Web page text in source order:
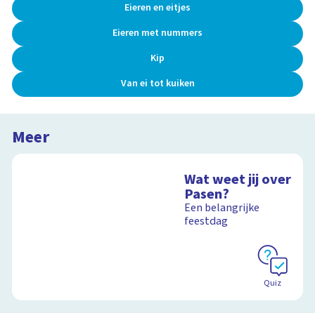
Eieren en eitjes
Eieren met nummers
Kip
Van ei tot kuiken
Meer
Wat weet jij over
Pasen?
Een belangrijke
feestdag
Quiz